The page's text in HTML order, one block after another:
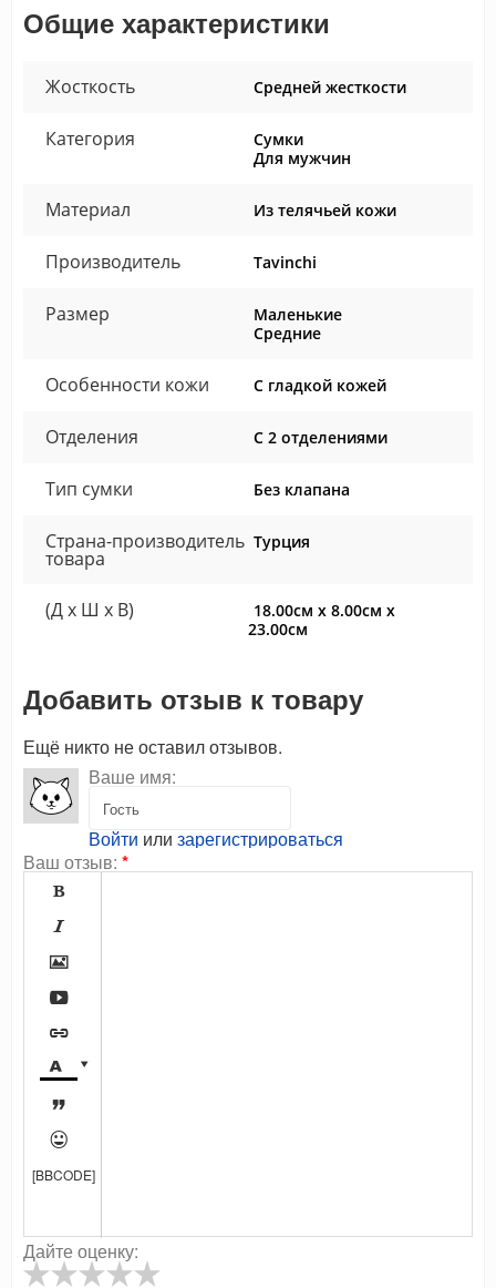
Общие характеристики
Жосткость Средней жесткости
Категория
Сумки
Для мужчин
Материал Из телячьей кожи
Производитель Tavinchi
Размер
Маленькие
Средние
Особенности кожи С гладкой кожей
Отделения С 2 отделениями
Тип сумки Без клапана
Страна-производитель
товара
Турция
(Д x Ш x В)
18.00см x 8.00см x
23.00см
Добавить отзыв к товару
Ещё никто не оставил отзывов.
Ваше имя:
Войти или зарегистрироваться
Ваш отзыв: *









[BBCODE]
Дайте оценку: